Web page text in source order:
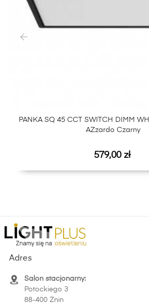
PANKA SQ 45 CCT SWITCH DIMM WH Lampa Sufitowa
AZzardo Czarny
Cena
579,00 zł
Adres
Salon stacjonarny:
Potockiego 3
88-400 Żnin